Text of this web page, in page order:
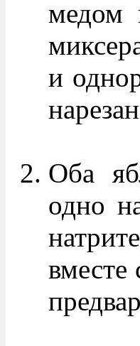
медом
и
Оба
одно